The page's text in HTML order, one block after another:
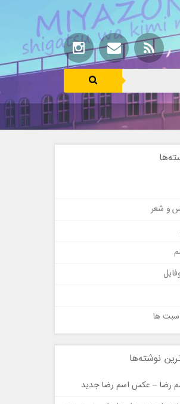
و شعر
ها
نوشته‌ها
رضا – عکس اسم رضا جدید